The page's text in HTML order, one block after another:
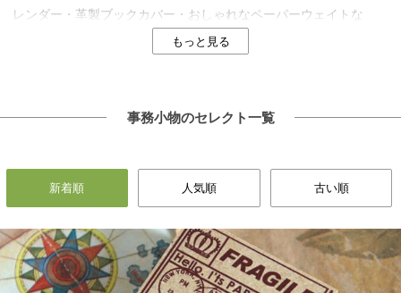
レンダー・革製ブックカバー・おしゃれなペーパーウェイトな
ど、用途やデザイン別に細かく特集しています。実用的かつデザ
もっと見る
事務小物のセレクト一覧
新着順 人気順 古い順